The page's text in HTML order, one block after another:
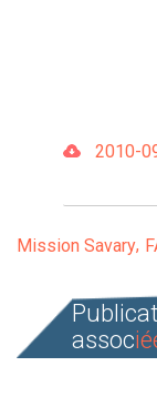
2010-
Mission Savary
assoc